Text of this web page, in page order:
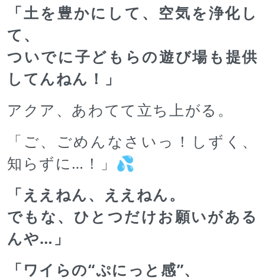
「土を豊かにして、空気を浄化し
て、
ついでに子どもらの遊び場も提供
してんねん！」
アクア、あわてて立ち上がる。
「ご、ごめんなさいっ！しずく、
知らずに…！」💦
「ええねん、ええねん。
でもな、ひとつだけお願いがある
んや…」
「ワイらの“ぷにっと感”、